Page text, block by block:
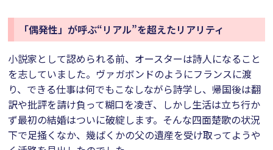
「偶発性」が呼ぶ“リアル”を超えたリアリティ
小説家として認められる前、オースターは詩人になること
を志していました。ヴァガボンドのようにフランスに渡
り、できる仕事は何でもこなしながら詩学し、帰国後は翻
訳や批評を請け負って糊口を凌ぎ、しかし生活は立ち行か
ず最初の結婚はついに破綻します。そんな四面楚歌の状況
下で足掻くなか、幾ばくかの父の遺産を受け取ってようや